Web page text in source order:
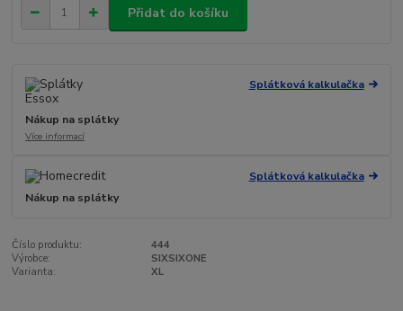
Přidat do košíku
Splátková kalkulačka
Nákup na splátky
Více informací
Splátková kalkulačka
Nákup na splátky
Číslo produktu:
444
Výrobce:
SIXSIXONE
Varianta:
XL